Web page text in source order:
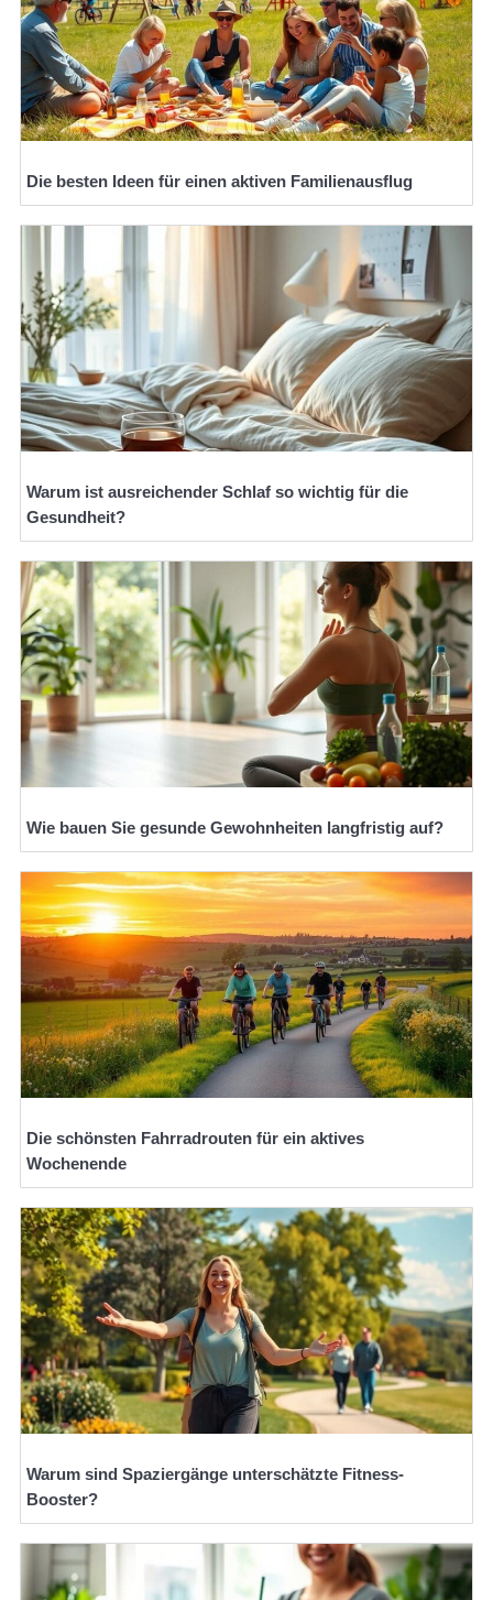
Die besten Ideen für einen aktiven Familienausflug
Warum ist ausreichender Schlaf so wichtig für die
Gesundheit?
Wie bauen Sie gesunde Gewohnheiten langfristig auf?
Die schönsten Fahrradrouten für ein aktives
Wochenende
Warum sind Spaziergänge unterschätzte Fitness-
Booster?